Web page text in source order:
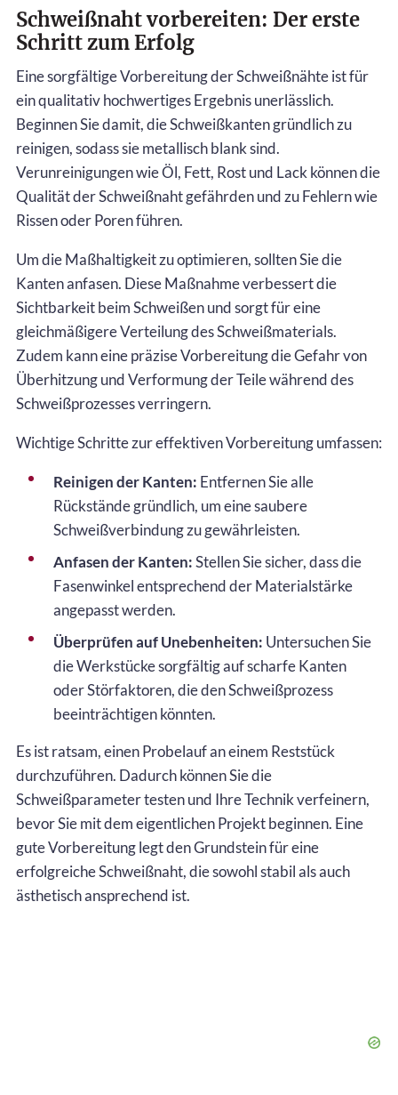
Schweißnaht vorbereiten: Der erste
Schritt zum Erfolg
Eine sorgfältige Vorbereitung der Schweißnähte ist für
ein qualitativ hochwertiges Ergebnis unerlässlich.
Beginnen Sie damit, die Schweißkanten gründlich zu
reinigen, sodass sie metallisch blank sind.
Verunreinigungen wie Öl, Fett, Rost und Lack können die
Qualität der Schweißnaht gefährden und zu Fehlern wie
Rissen oder Poren führen.
Um die Maßhaltigkeit zu optimieren, sollten Sie die
Kanten anfasen. Diese Maßnahme verbessert die
Sichtbarkeit beim Schweißen und sorgt für eine
gleichmäßigere Verteilung des Schweißmaterials.
Zudem kann eine präzise Vorbereitung die Gefahr von
Überhitzung und Verformung der Teile während des
Schweißprozesses verringern.
Wichtige Schritte zur effektiven Vorbereitung umfassen:
Reinigen der Kanten: Entfernen Sie alle
Rückstände gründlich, um eine saubere
Schweißverbindung zu gewährleisten.
Anfasen der Kanten:Stellen Sie sicher, dass die
Fasenwinkel entsprechend der Materialstärke
angepasst werden.
Überprüfen auf Unebenheiten: Untersuchen Sie
die Werkstücke sorgfältig auf scharfe Kanten
oder Störfaktoren, die den Schweißprozess
beeinträchtigen könnten.
Es ist ratsam, einen Probelauf an einem Reststück
durchzuführen. Dadurch können Sie die
Schweißparameter testen und Ihre Technik verfeinern,
bevor Sie mit dem eigentlichen Projekt beginnen. Eine
gute Vorbereitung legt den Grundstein für eine
erfolgreiche Schweißnaht, die sowohl stabil als auch
ästhetisch ansprechend ist.